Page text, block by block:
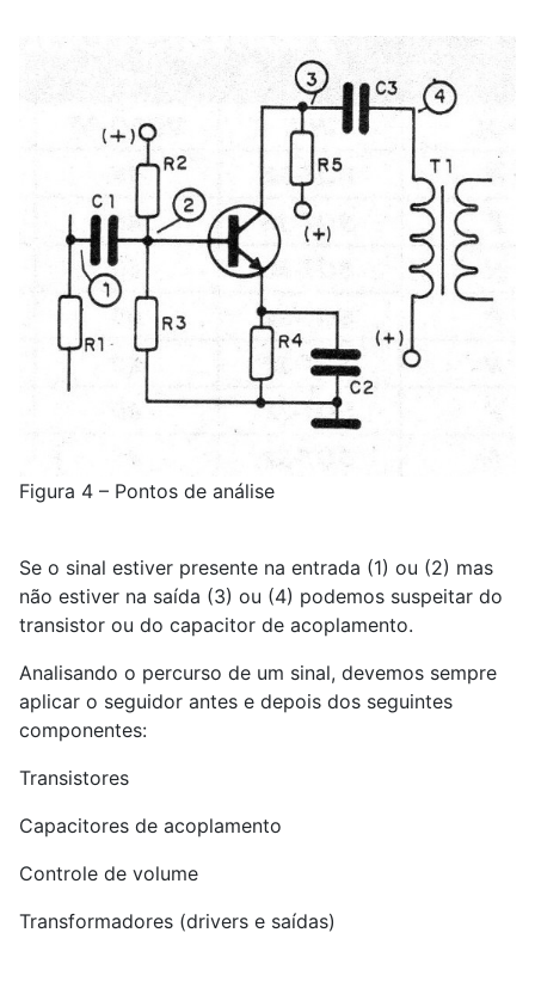
Figura 4 – Pontos de análise
Se o sinal estiver presente na entrada (1) ou (2) mas
não estiver na saída (3) ou (4) podemos suspeitar do
transistor ou do capacitor de acoplamento.
Analisando o percurso de um sinal, devemos sempre
aplicar o seguidor antes e depois dos seguintes
componentes:
Transistores
Capacitores de acoplamento
Controle de volume
Transformadores (drivers e saídas)